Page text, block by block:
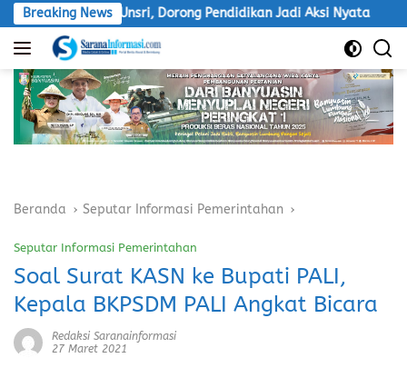
Langsung
ke
konten
Breaking News
PGSD Unsri, Dorong Pendidikan Jadi Aksi Nyata LSM
Beranda Seputar Informasi Pemerintahan
Seputar Informasi Pemerintahan
Soal Surat KASN ke Bupati PALI,
Kepala BKPSDM PALI Angkat Bicara
Redaksi Saranainformasi
27 Maret 2021